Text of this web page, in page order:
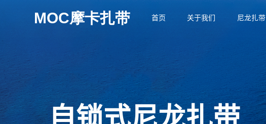
首页 关于我们 尼龙扎带
自锁式尼龙扎带